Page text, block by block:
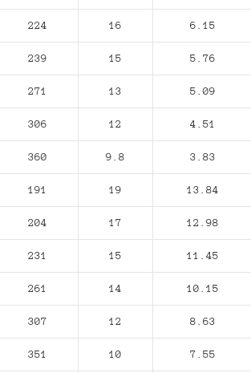
224 16 6.15
239 15 5.76
271 13 5.09
306 12 4.51
360 9.8 3.83
191 19 13.84
204 17 12.98
231 15 11.45
261 14 10.15
307 12 8.63
351 10 7.55